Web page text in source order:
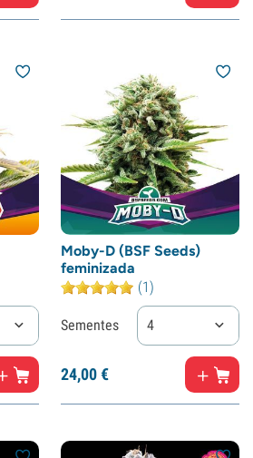
Moby-D (BSF Seeds)
feminizada
(1)
Sementes 4
24,00€